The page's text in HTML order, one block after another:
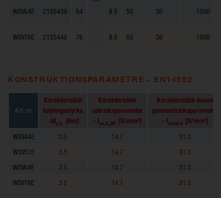
WSV64E 2135439 64 8.5 50 30 1500
WSV76E 2135440 76 8.5 55 30 1000
KONSTRUKTIONSPARAMETRE - EN14592
Art. nr.
Karakteristisk
bøjningsstyrke
- My,k [Nm]
Karakteristisk
udtræksparameter
- fax,k,90° [N/mm²]
Karakteristisk hoved
gennemtræksparameter
- fhead,k [N/mm²]
WSV44E 3.5 14.7
31.3
WSV51E
3.5 14.7
31.3
WSV64E
3.5 14.7
31.3
WSV76E
3.5 14.7 31.3